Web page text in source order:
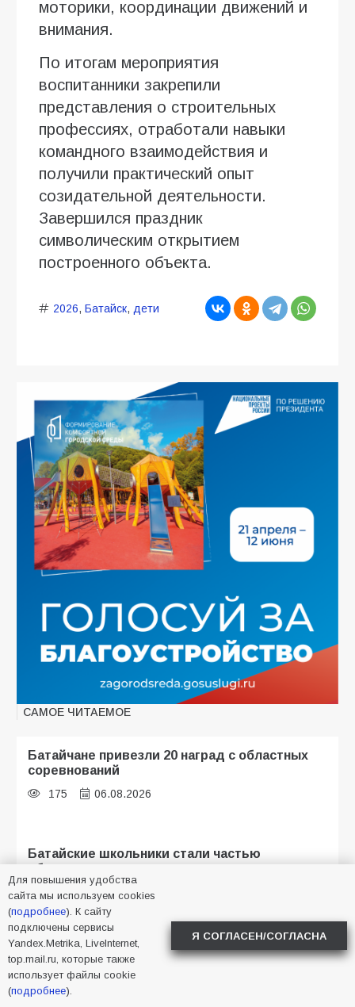
моторики, координации движений и
внимания.
По итогам мероприятия
воспитанники закрепили
представления о строительных
профессиях, отработали навыки
командного взаимодействия и
получили практический опыт
созидательной деятельности.
Завершился праздник
символическим открытием
построенного объекта.
2026, Батайск, дети
САМОЕ ЧИТАЕМОЕ
Батайчане привезли 20 наград с областных
соревнований
175 06.08.2026
Батайские школьники стали частью
образовательного кластера
121 05.08.2026
Будет ли мобилизация в России в 2026 году
после выборов: в Госдуме дали ответ
111
Для повышения удобства
сайта мы используем cookies
(подробнее). К сайту
подключены сервисы
Yandex.Metrika, LiveInternet,
top.mail.ru, которые также
использует файлы cookie
(подробнее).
Я СОГЛАСЕН/СОГЛАСНА